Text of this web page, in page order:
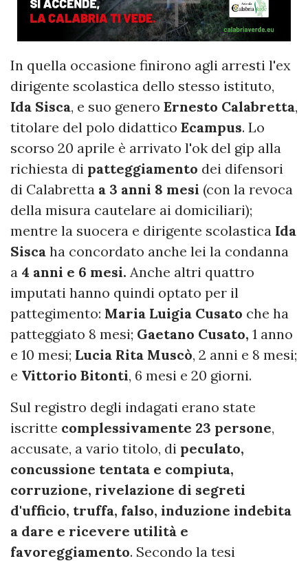
In quella occasione finirono agli arresti l'ex
dirigente scolastica dello stesso istituto,
Ida Sisca, e suo genero Ernesto Calabretta,
titolare del polo didattico Ecampus. Lo
scorso 20 aprile è arrivato l'ok del gip alla
richiesta di patteggiamento dei difensori
di Calabretta a 3 anni 8 mesi (con la revoca
della misura cautelare ai domiciliari);
mentre la suocera e dirigente scolastica Ida
Sisca ha concordato anche lei la condanna
a 4 anni e 6 mesi. Anche altri quattro
imputati hanno quindi optato per il
pattegimento: Maria Luigia Cusato che ha
patteggiato 8 mesi; Gaetano Cusato, 1 anno
e 10 mesi; Lucia Rita Muscò, 2 anni e 8 mesi;
e Vittorio Bitonti, 6 mesi e 20 giorni.
Sul registro degli indagati erano state
iscritte complessivamente 23 persone,
accusate, a vario titolo, di peculato,
concussione tentata e compiuta,
corruzione, rivelazione di segreti
d'ufficio, truffa, falso, induzione indebita
a dare e ricevere utilità e
favoreggiamento. Secondo la tesi